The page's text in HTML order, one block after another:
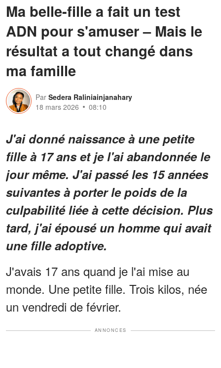
Ma belle-fille a fait un test
ADN pour s'amuser – Mais le
résultat a tout changé dans
ma famille
Par Sedera Raliniainjanahary
18 mars 2026
08:10
J'ai donné naissance à une petite
fille à 17 ans et je l'ai abandonnée le
jour même. J'ai passé les 15 années
suivantes à porter le poids de la
culpabilité liée à cette décision. Plus
tard, j'ai épousé un homme qui avait
une fille adoptive.
J'avais 17 ans quand je l'ai mise au
monde. Une petite fille. Trois kilos, née
un vendredi de février.
ANNONCES